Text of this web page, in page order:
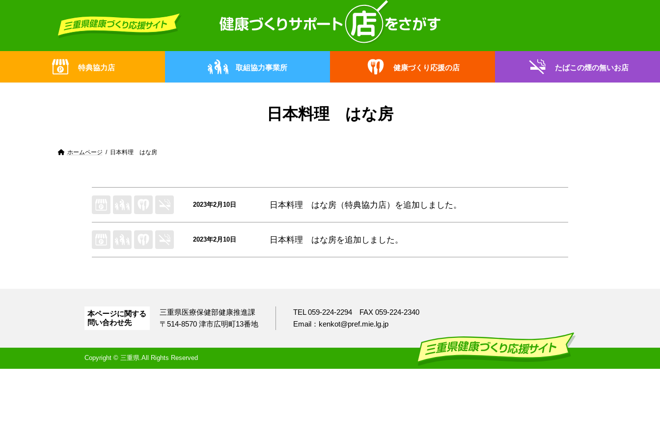
特典協力店 取組協力事業所 健康づくり応援の店 たばこの煙の無いお店
日本料理 はな房
ホームページ 日本料理 はな房
2023年2月10日 日本料理 はな房（特典協力店） を追加しました。
2023年2月10日 日本料理 はな房を追加しました。
本ページに関する
問い合わせ先
三重県医療保健部健康推進課
〒514-8570 津市広明町13番地
TEL 059-224-2294
FAX 059-224-2340
Email：kenkot@pref.mie.lg.jp
Copyright © 三重県.All Rights Reserved